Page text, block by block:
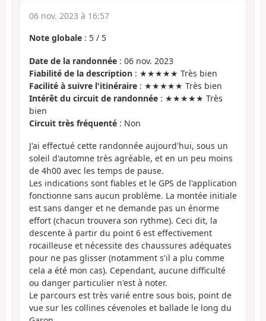
06 nov. 2023 à 16:57
Note globale : 5 / 5
Date de la randonnée : 06 nov. 2023
Fiabilité de la description : ★★★★★ Très bien
Facilité à suivre l'itinéraire : ★★★★★ Très bien
Intérêt du circuit de randonnée : ★★★★★ Très
bien
Circuit très fréquenté : Non
J'ai effectué cette randonnée aujourd'hui, sous un
soleil d'automne très agréable, et en un peu moins
de 4h00 avec les temps de pause.
Les indications sont fiables et le GPS de l'application
fonctionne sans aucun problème. La montée initiale
est sans danger et ne demande pas un énorme
effort (chacun trouvera son rythme). Ceci dit, la
descente à partir du point 6 est effectivement
rocailleuse et nécessite des chaussures adéquates
pour ne pas glisser (notamment s'il a plu comme
cela a été mon cas). Cependant, aucune difficulté
ou danger particulier n'est à noter.
Le parcours est très varié entre sous bois, point de
vue sur les collines cévenoles et ballade le long du